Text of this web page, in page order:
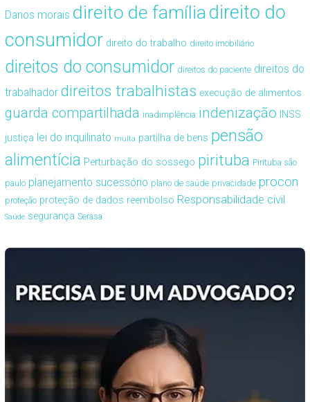
Danos morais direito de famíliadireito do
consumidor direito do trabalho direito imobiliário
direitos do consumidor direitos do paciente direitos do
trabalhador direitos trabalhistas execução de alimentos
guarda compartilhada inadimplência indenização INSS
justiça lei do inquilinato multa partilha de bens pensão
alimentícia Perturbação do sossego pirituba Pirituba são
paulo planejamento sucessório plano de saúde privacidade procon
proteção proteção de dados reembolso Responsabilidade civil
Saúde segurança Serasa